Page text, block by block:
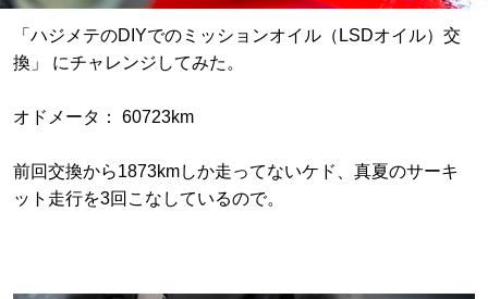
「ハジメテのDIYでのミッションオイル（LSDオイル）交
換」 にチャレンジしてみた。
オドメータ： 60723km
前回交換から1873kmしか走ってないケド、真夏のサーキ
ット走行を3回こなしているので。